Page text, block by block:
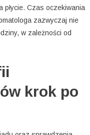
płycie. Czas oczekiwania
zazwyczaj nie
w zależności od
krok po